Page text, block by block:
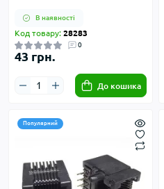
В наявності
Код товару: 28283
0
43 грн.
До кошика
Популярний